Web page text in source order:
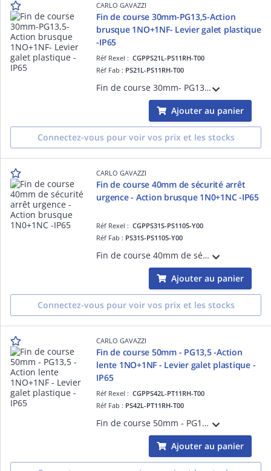
CARLO GAVAZZI
Fin de course 30mm-PG13,5-Action
brusque 1NO+1NF- Levier galet plastique
-IP65
Réf Rexel :CGPPS21L-PS11RH-T00
Réf Fab : PS21L-PS11RH-T00
Fin de course 30mm- PG13,5 - Action brusque 1NO+1NF - Levier galet plastique - Corps et tête en thermoplastique - IP65
Ajouter au panier
Connectez-vous pour voir vos prix et les stocks
CARLO GAVAZZI
Fin de course 40mm de sécurité arrêt
urgence - Action brusque 1N0+1NC -IP65
Réf Rexel :CGPPS31S-PS1105-Y00
Réf Fab : PS31S-PS1105-Y00
Fin de course 40mm de sécurité pour arrêt d'urgence - Action brusque 1N0+1NC - Corps en métal et tête thermoplastique - IP65
Ajouter au panier
Connectez-vous pour voir vos prix et les stocks
CARLO GAVAZZI
Fin de course 50mm - PG13,5 -Action
lente 1NO+1NF - Levier galet plastique -
IP65
Réf Rexel :CGPPS42L-PT11RH-T00
Réf Fab : PS42L-PT11RH-T00
Fin de course 50mm - PG13,5 - Action lente 1NO+1NF - Levier galet plastique - Corps et tête en thermoplastique - IP65
Ajouter au panier